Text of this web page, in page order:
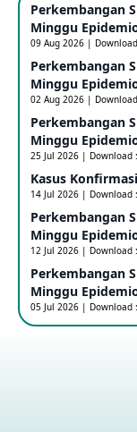
Update
Penetapan
Uganda
Outbreak
Kasus
Perkembangan
Minggu
09 Aug 2026 |
Perkembangan
Minggu
02 Aug 2026 |
Perkembangan
Minggu
25 Jul 2026 | Download
Kasus
14 Jul 2026 | Download
Perkembangan
Minggu
12 Jul 2026 | Download
Perkembangan
Minggu
05 Jul 2026 | Download